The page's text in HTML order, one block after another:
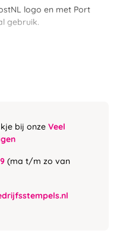
logo en met Port
gebruik.
bij onze Veel
(ma t/m zo van